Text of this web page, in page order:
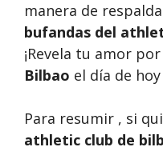
manera de
bufandas del
¡Revela tu amor
Bilbao el día de
Para resumir , si
athletic club de